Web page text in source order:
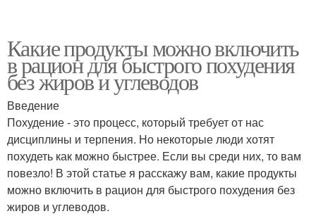
Какие продукты можно включить
в рацион для быстрого похудения
без жиров и углеводов
Введение
Похудение - это процесс, который требует от нас
дисциплины и терпения. Но некоторые люди хотят
похудеть как можно быстрее. Если вы среди них, то вам
повезло! В этой статье я расскажу вам, какие продукты
можно включить в рацион для быстрого похудения без
жиров и углеводов.